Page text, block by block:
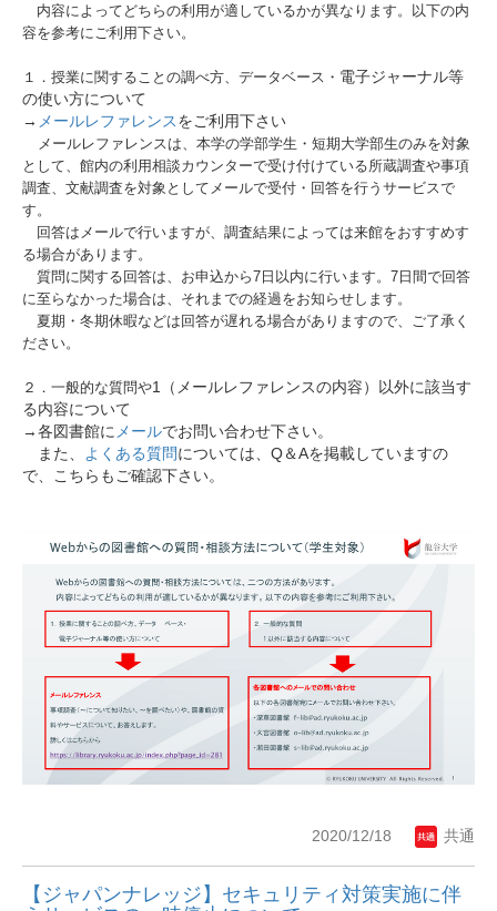
内容によってどちらの利用が適しているかが異なります。以下の内
容を参考にご利用下さい。
１．授業に関することの調べ方、データベース・ 電子ジャーナル等
の使い方について
→ メールレファレンスをご利用下さい
メールレファレンスは、本学の学部学生・短期大学部生のみを対象
として、館内の利用相談カウンターで受け付けている所蔵調査や事項
調査、文献調査を対象としてメールで受付・回答を行うサービスで
す。
回答はメールで行いますが、調査結果によっては来館をおすすめす
る場合があります。
質問に関する回答は、お申込から7日以内に行います。7日間で回答
に至らなかった場合は、それまでの経過をお知らせします。
夏期・冬期休暇などは回答が遅れる場合がありますので、ご了承く
ださい。
２．一般的な質問や1（メールレファレンスの内容）以外に該当す
る内容について
→各図書館に メールでお問い合わせ下さい。
また、
よくある質問については、Q＆Aを掲載していますの
で、こちらもご確認下さい。
2020/12/18 共通
【ジャパンナレッジ】セキュリティ対策実施に伴